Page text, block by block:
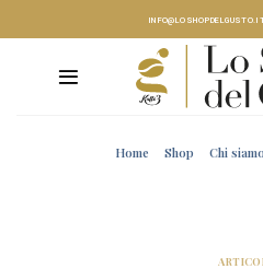
Home Shop Chi siamo